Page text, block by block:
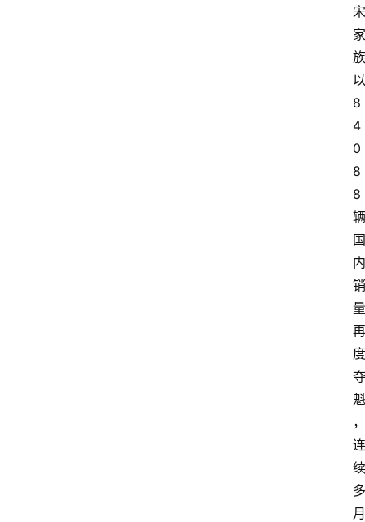
宋
家
族
以
8
4
0
8
8
辆
国
内
销
量
再
度
夺
魁
，
连
续
多
月